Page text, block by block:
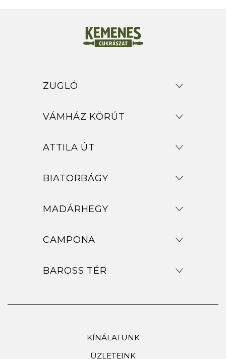
ZUGLÓ
VÁMHÁZ KÖRÚT
ATTILA ÚT
BIATORBÁGY
MADÁRHEGY
CAMPONA
BAROSS TÉR
KÍNÁLATUNK
ÜZLETEINK